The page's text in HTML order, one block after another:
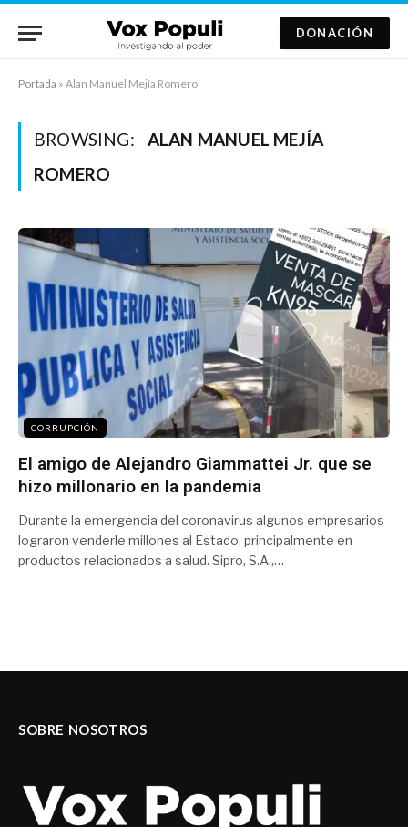
DONACIÓN
Portada » Alan Manuel Mejía Romero
BROWSING:
ALAN MANUEL MEJÍA
ROMERO
CORRUPCIÓN
El amigo de Alejandro Giammattei Jr. que se
hizo millonario en la pandemia
Durante la emergencia del coronavirus algunos empresarios
lograron venderle millones al Estado, principalmente en
productos relacionados a salud. Sipro, S.A.,…
SOBRE NOSOTROS